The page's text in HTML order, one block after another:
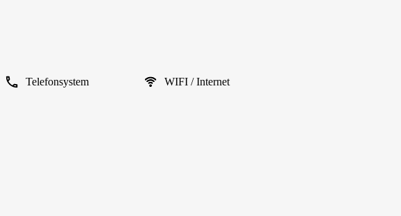
Telefonsystem WIFI / Internet